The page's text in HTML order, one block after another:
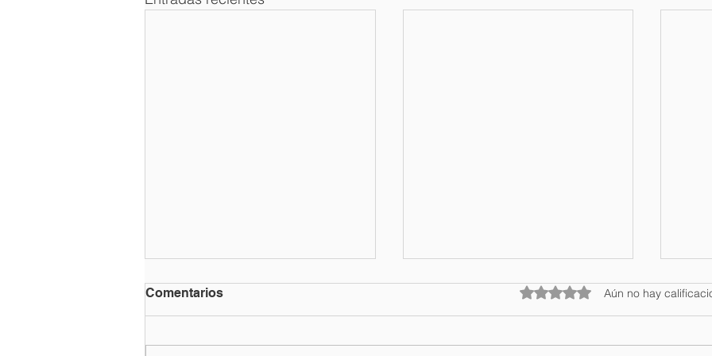
Comentarios Obtuvo 0 de 5 estrellas.
Aún no hay